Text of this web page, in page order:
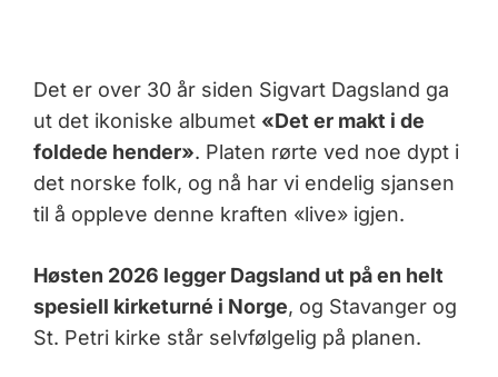
Det er over 30 år siden Sigvart Dagsland ga
ut det ikoniske albumet «Det er makt i de
foldede hender». Platen rørte ved noe dypt i
det norske folk, og nå har vi endelig sjansen
til å oppleve denne kraften «live» igjen.
Høsten 2026 legger Dagsland ut på en helt
spesiell kirketurné i Norge, og Stavanger og
St. Petri kirke står selvfølgelig på planen.